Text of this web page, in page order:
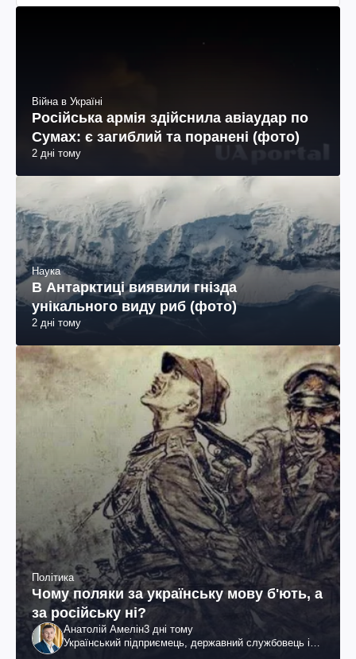
Війна в Україні
Російська армія здійснила авіаудар по
Сумах: є загиблий та поранені (фото)
2 дні тому
Наука
В Антарктиці виявили гнізда
унікального виду риб (фото)
2 дні тому
Політика
Чому поляки за українську мову б'ють, а
за російську ні?
Анатолій Амелін3 дні тому
Український підприємець, державний службовець і